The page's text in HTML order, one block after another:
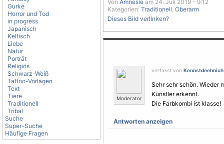
Gurke
Horror und Tod
in progress
Japanisch
Keltisch
Liebe
Natur
Porträt
Religiös
Schwarz-Weiß
Tattoo-Vorlagen
Text
Tiere
Traditionell
Tribal
Suche
Super-Suche
Häufige Fragen
Von Amnesie am 24. Juli 2019 - 9:12
Kategorien: Traditionell, Oberarm
Dieses Bild verlinken?
Moderator
verfasst von Kennstdeehnich
Sehr sehr schön. Wieder
Künstler erkennt.
Die Farbkombi ist klasse!
Antworten anzeigen